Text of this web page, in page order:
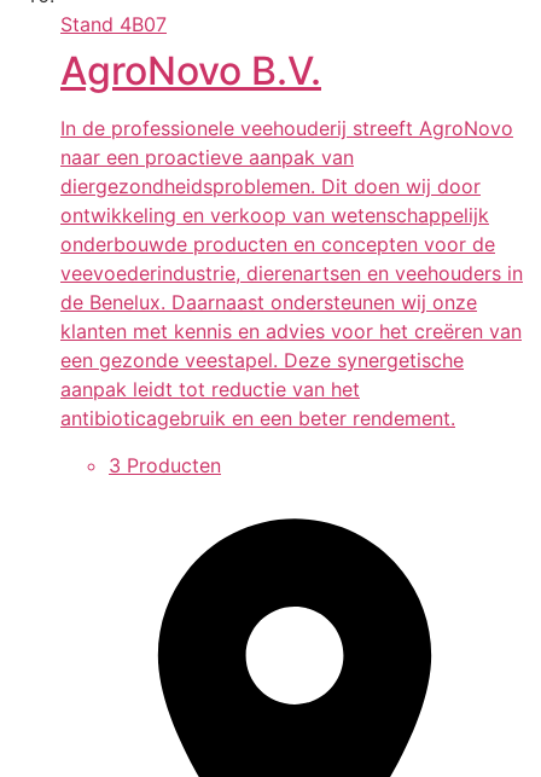
Stand 4B07
AgroNovo B.V.
In de professionele veehouderij streeft AgroNovo
naar een proactieve aanpak van
diergezondheidsproblemen. Dit doen wij door
ontwikkeling en verkoop van wetenschappelijk
onderbouwde producten en concepten voor de
veevoederindustrie, dierenartsen en veehouders in
de Benelux. Daarnaast ondersteunen wij onze
klanten met kennis en advies voor het creëren van
een gezonde veestapel. Deze synergetische
aanpak leidt tot reductie van het
antibioticagebruik en een beter rendement.
3 Producten